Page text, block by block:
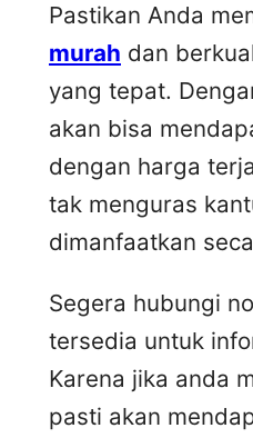
Pastikan Anda
murah dan
yang tepat.
akan bisa
dengan harga
tak menguras
dimanfaatkan
Segera hubungi
tersedia untuk
Karena jika anda
pasti akan